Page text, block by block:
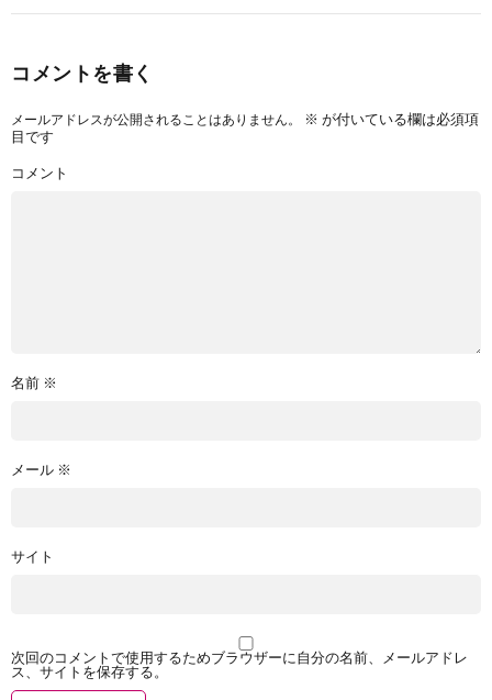
コメントを書く
メールアドレスが公開されることはありません。 ※ が付いている欄は必須項
目です
コメント
名前 ※
メール ※
サイト
次回のコメントで使用するためブラウザーに自分の名前、メールアドレ
ス、サイトを保存する。